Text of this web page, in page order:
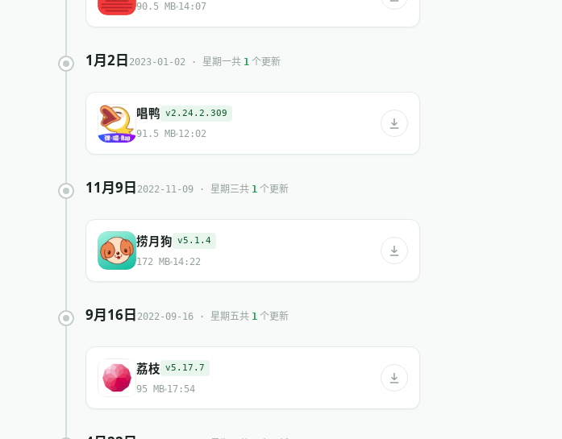
90.5 MB 14:07
1月2日 2023-01-02 · 星期一共 1 个更新
唱鸭 v2.24.2.309
91.5 MB 12:02
11月9日 2022-11-09 · 星期三共 1 个更新
捞月狗 v5.1.4
172 MB 14:22
9月16日 2022-09-16 · 星期五共 1 个更新
荔枝 v5.17.7
95 MB 17:54